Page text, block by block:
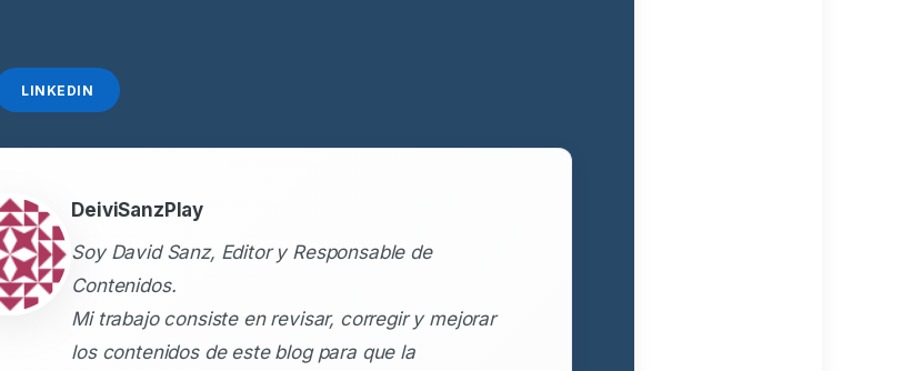
LINKEDIN
DeiviSanzPlay
Soy David Sanz, Editor y Responsable de
Contenidos.
Mi trabajo consiste en revisar, corregir y mejorar
los contenidos de este blog para que la